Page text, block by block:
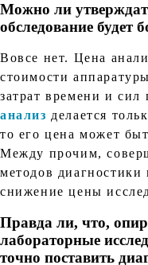
Можно ли
обследование будет
Вовсе нет. Цена
стоимости
затрат времени и сил
анализ делается
то его цена может
Между прочим,
методов
снижение цены
Правда ли, что,
лабораторные
точно поставить